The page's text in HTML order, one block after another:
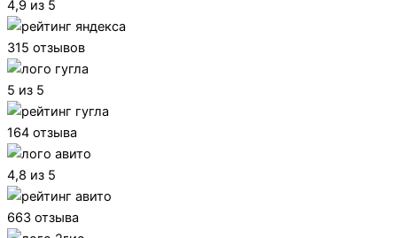
4,9 из 5
315 отзывов
5 из 5
164 отзыва
4,8 из 5
663 отзыва